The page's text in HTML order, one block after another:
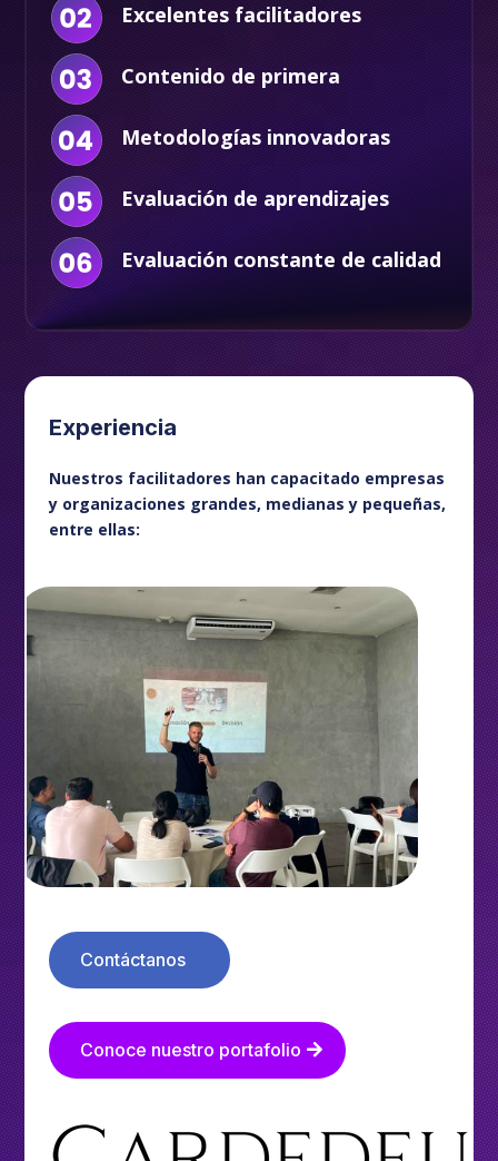
Excelentes facilitadores
Contenido de primera
Metodologías innovadoras
Evaluación de aprendizajes
Evaluación constante de calidad
Experiencia
Nuestros facilitadores han capacitado empresas
y organizaciones grandes, medianas y pequeñas,
entre ellas:
Contáctanos
Conoce nuestro portafolio